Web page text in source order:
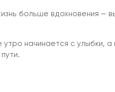
больше вдохновения —
утро начинается с улыбки,